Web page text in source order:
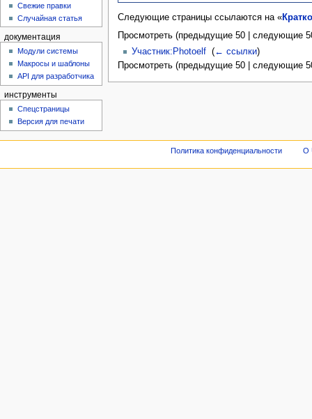
Следующие страницы ссылаются на «
Просмотреть (предыдущие 50 | следующие
Участник:Photoelf‎ (← ссылки)
Просмотреть (предыдущие 50 | следующие
Свежие правки
Случайная статья
документация
Модули системы
Макросы и шаблоны
API для разработчика
инструменты
Спецстраницы
Версия для печати
Политика конфиденциальности О